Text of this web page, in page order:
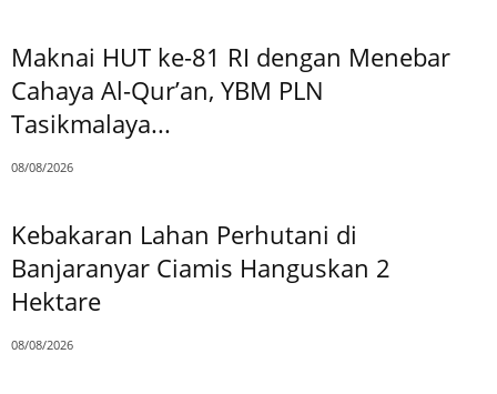
Maknai HUT ke-81 RI dengan Menebar
Cahaya Al-Qur’an, YBM PLN
Tasikmalaya...
08/08/2026
Kebakaran Lahan Perhutani di
Banjaranyar Ciamis Hanguskan 2
Hektare
08/08/2026